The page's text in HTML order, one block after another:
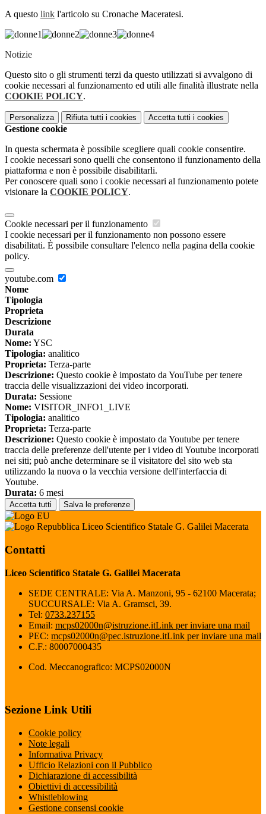
A questo link l'articolo su Cronache Maceratesi.
Notizie
Questo sito o gli strumenti terzi da questo utilizzati si avvalgono di
cookie necessari al funzionamento ed utili alle finalità illustrate nella
COOKIE POLICY.
Personalizza Rifiuta tutti i cookies Accetta tutti i cookies
Gestione cookie
In questa schermata è possibile scegliere quali cookie consentire.
I cookie necessari sono quelli che consentono il funzionamento della
piattaforma e non è possibile disabilitarli.
Per conoscere quali sono i cookie necessari al funzionamento potete
visionare la COOKIE POLICY.
Cookie necessari per il funzionamento
I cookie necessari per il funzionamento non possono essere
disabilitati. È possibile consultare l'elenco nella pagina della cookie
policy.
youtube.com
Nome
Tipologia
Proprieta
Descrizione
Durata
Nome: YSC
Tipologia: analitico
Proprieta: Terza-parte
Descrizione: Questo cookie è impostato da YouTube per tenere
traccia delle visualizzazioni dei video incorporati.
Durata: Sessione
Nome: VISITOR_INFO1_LIVE
Tipologia: analitico
Proprieta: Terza-parte
Descrizione: Questo cookie è impostato da Youtube per tenere
traccia delle preferenze dell'utente per i video di Youtube incorporati
nei siti; può anche determinare se il visitatore del sito web sta
utilizzando la nuova o la vecchia versione dell'interfaccia di
Youtube.
Durata: 6 mesi
Accetta tutti Salva le preferenze
Liceo Scientifico Statale G. Galilei Macerata
Contatti
Liceo Scientifico Statale G. Galilei Macerata
SEDE CENTRALE: Via A. Manzoni, 95 - 62100 Macerata;
SUCCURSALE: Via A. Gramsci, 39.
Tel: 0733.237155
Email: mcps02000n@istruzione.itLink per inviare una mail
PEC: mcps02000n@pec.istruzione.itLink per inviare una mail
C.F.: 80007000435
Cod. Meccanografico: MCPS02000N
Sezione Link Utili
Cookie policy
Note legali
Informativa Privacy
Ufficio Relazioni con il Pubblico
Dichiarazione di accessibilità
Obiettivi di accessibilità
Whistleblowing
Gestione consensi cookie